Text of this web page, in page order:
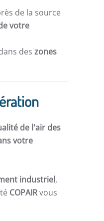
de la source
votre
deszones
de l'air des
votre
industriel,
COPAIRvous